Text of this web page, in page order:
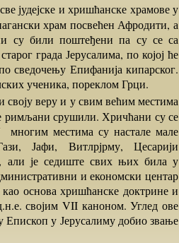
храм посвећен Афродити, а
су били поштеђени па су се са
града Јерусалима, по којој ће
сведочењу Епифанија кипарског.
ученика, пореклом Грци.
римљани срушили. Хричћани су се
местима су настале мале
Јафи, Витлрјрму, Цесарији
али је седиште свих њих била у
и економски центар
основа хришћанске доктрине и
својим VII каноном. Углед ове
Епископ у Јерусалиму добио звање